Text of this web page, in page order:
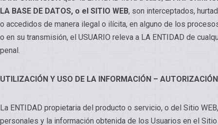
LA BASE DE DATOS, o el SITIO WEB, son interceptados,
o accedidos de manera ilegal o ilícita, en alguno de los
o en su transmisión, el USUARIO releva a LA ENTIDAD de
penal.
UTILIZACIÓN Y USO DE LA INFORMACIÓN –
La ENTIDAD propietaria del producto o servicio, o del Sitio
personales y la información obtenida de los Usuarios en el